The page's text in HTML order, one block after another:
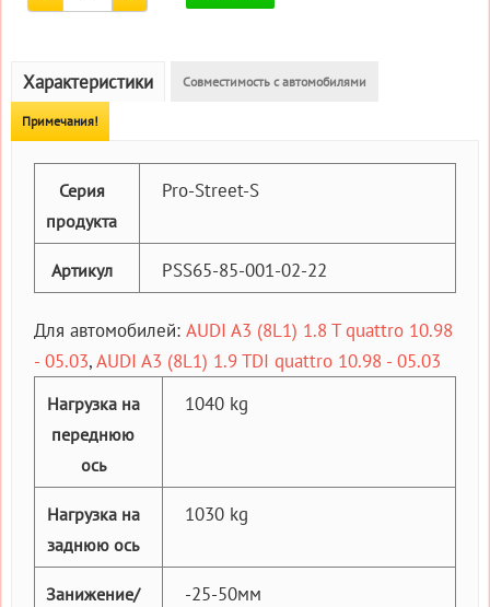
Характеристики Совместимость с автомобилями
Примечания!
Серия
продукта
Pro-Street-S
Артикул PSS65-85-001-02-22
Для автомобилей: AUDI A3 (8L1) 1.8 T quattro 10.98
- 05.03,AUDI A3 (8L1) 1.9 TDI quattro 10.98 - 05.03
Нагрузка на
переднюю
ось
1040 kg
Нагрузка на
заднюю ось
1030 kg
Занижение/
-25-50мм